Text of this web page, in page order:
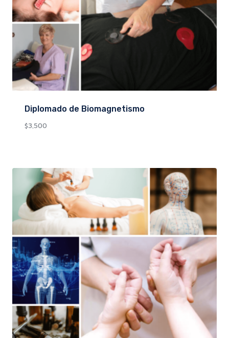
Diplomado de Biomagnetismo
$3,500